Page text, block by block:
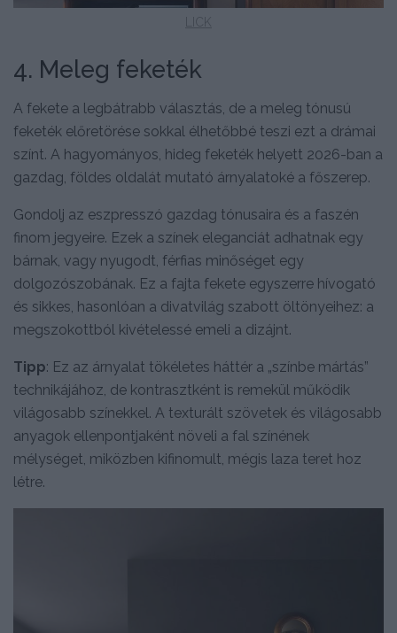
LICK
4. Meleg feketék
A fekete a legbátrabb választás, de a meleg tónusú
feketék előretörése sokkal élhetőbbé teszi ezt a drámai
színt. A hagyományos, hideg feketék helyett 2026-ban a
gazdag, földes oldalát mutató árnyalatoké a főszerep.
Gondolj az eszpresszó gazdag tónusaira és a faszén
finom jegyeire. Ezek a színek eleganciát adhatnak egy
bárnak, vagy nyugodt, férfias minőséget egy
dolgozószobának. Ez a fajta fekete egyszerre hívogató
és sikkes, hasonlóan a divatvilág szabott öltönyeihez: a
megszokottból kivételessé emeli a dizájnt.
Tipp: Ez az árnyalat tökéletes háttér a „színbe mártás”
technikájához, de kontrasztként is remekül működik
világosabb színekkel. A texturált szövetek és világosabb
anyagok ellenpontjaként növeli a fal színének
mélységet, miközben kifinomult, mégis laza teret hoz
létre.